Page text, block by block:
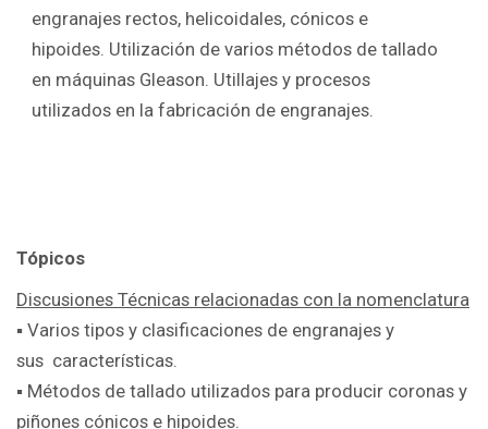
engranajes rectos, helicoidales, cónicos e
hipoides. Utilización de varios métodos de tallado
en máquinas Gleason. Utillajes y procesos
utilizados en la fabricación de engranajes.
Tópicos
Discusiones Técnicas relacionadas con la nomenclatura
▪ Varios tipos y clasificaciones de engranajes y
sus características.
▪ Métodos de tallado utilizados para producir coronas y
piñones cónicos e hipoides